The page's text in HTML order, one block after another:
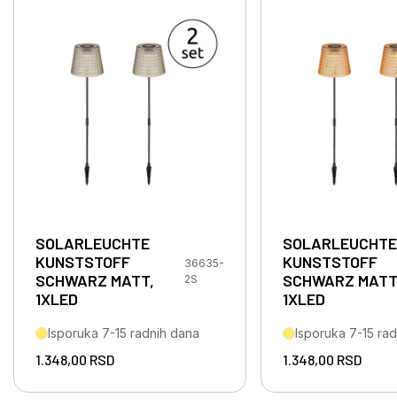
SOLARLEUCHTE
KUNSTSTOFF
SCHWARZ MATT,
1XLED
36635-
2S
Isporuka 7-15 radnih dana
1.348,00 RSD
SOLARLEUCHTE
KUNSTSTOFF
SCHWARZ
1XLED
Isporuka 7-15
1.348,00 RSD